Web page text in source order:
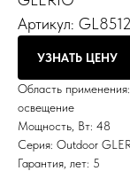
Артикул: GL8512
УЗНАТЬ ЦЕНУ
Область
освещение
Мощность, Вт: 48
Серия: Outdoor
Гарантия, лет: 5